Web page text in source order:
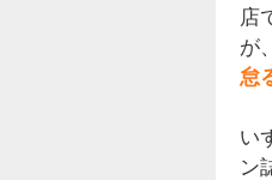
店
が、
怠
い
ン